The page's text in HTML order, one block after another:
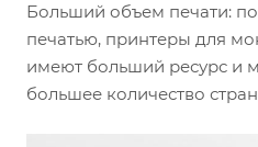
Больший объем печати:
печатью, принтеры для
имеют больший ресурс и
большее количество